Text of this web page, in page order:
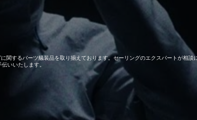
関するパーツ艤装品を取り揃えております。セーリングのエクスパートが相談
伝いいたします。